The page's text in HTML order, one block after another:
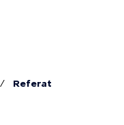
Referat